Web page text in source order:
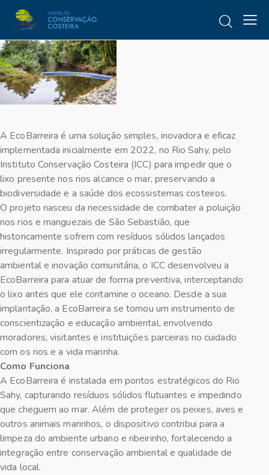
A EcoBarreira é uma solução simples, inovadora e eficaz
implementada inicialmente em 2022, no Rio Sahy, pelo
Instituto Conservação Costeira (ICC) para impedir que o
lixo presente nos rios alcance o mar, preservando a
biodiversidade e a saúde dos ecossistemas costeiros.
O projeto nasceu da necessidade de combater a poluição
nos rios e manguezais de São Sebastião, que
historicamente sofrem com resíduos sólidos lançados
irregularmente. Inspirado por práticas de gestão
ambiental e inovação comunitária, o ICC desenvolveu a
EcoBarreira para atuar de forma preventiva, interceptando
o lixo antes que ele contamine o oceano. Desde a sua
implantação, a EcoBarreira se tornou um instrumento de
conscientização e educação ambiental, envolvendo
moradores, visitantes e instituições parceiras no cuidado
com os rios e a vida marinha.
Como Funciona
A EcoBarreira é instalada em pontos estratégicos do Rio
Sahy, capturando resíduos sólidos flutuantes e impedindo
que cheguem ao mar. Além de proteger os peixes, aves e
outros animais marinhos, o dispositivo contribui para a
limpeza do ambiente urbano e ribeirinho, fortalecendo a
integração entre conservação ambiental e qualidade de
vida local.